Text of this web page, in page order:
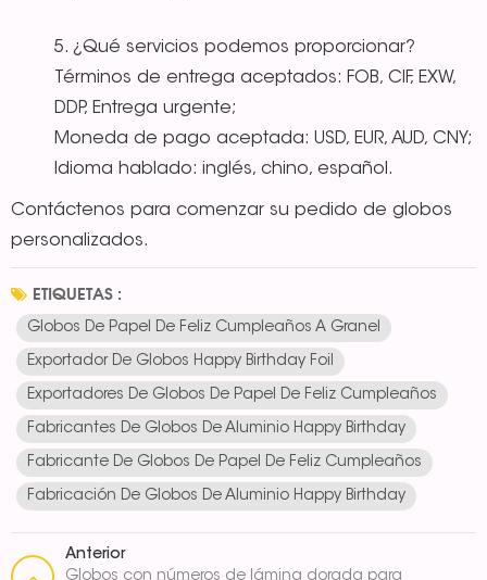
5. ¿Qué servicios podemos proporcionar?
Términos de entrega aceptados: FOB, CIF, EXW,
DDP, Entrega urgente;
Moneda de pago aceptada: USD, EUR, AUD, CNY;
Idioma hablado: inglés, chino, español.
Contáctenos para comenzar su pedido de globos
personalizados.
ETIQUETAS :
Globos De Papel De Feliz Cumpleaños A Granel
Exportador De Globos Happy Birthday Foil
Exportadores De Globos De Papel De Feliz Cumpleaños
Fabricantes De Globos De Aluminio Happy Birthday
Fabricante De Globos De Papel De Feliz Cumpleaños
Fabricación De Globos De Aluminio Happy Birthday
Anterior